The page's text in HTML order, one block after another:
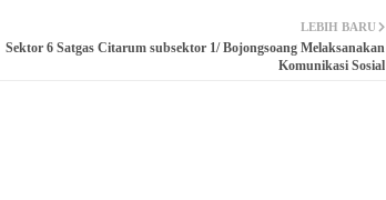
LEBIH BARU
Sektor 6 Satgas Citarum subsektor 1/ Bojongsoang Melaksanakan
Komunikasi Sosial